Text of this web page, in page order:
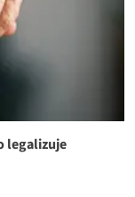
legalizuje